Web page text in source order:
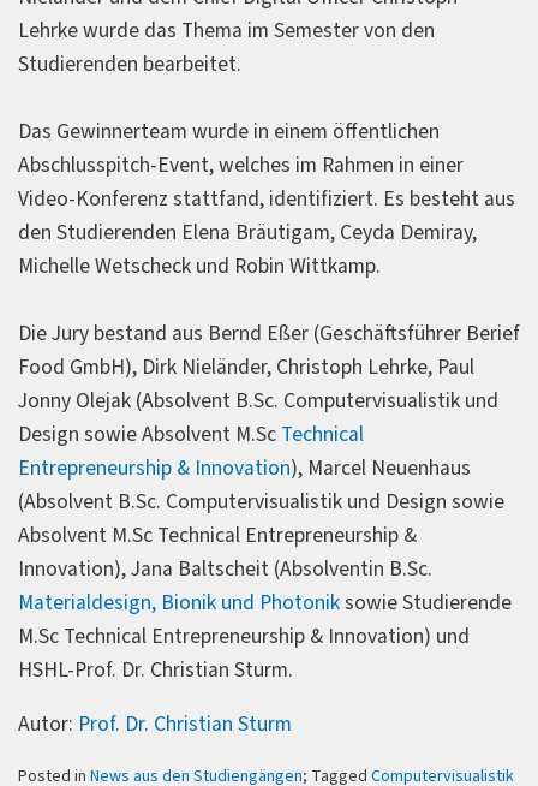
Lehrke wurde das Thema im Semester von den
Studierenden bearbeitet.
Das Gewinnerteam wurde in einem öffentlichen
Abschlusspitch-Event, welches im Rahmen in einer
Video-Konferenz stattfand, identifiziert. Es besteht aus
den Studierenden Elena Bräutigam, Ceyda Demiray,
Michelle Wetscheck und Robin Wittkamp.
Die Jury bestand aus Bernd Eßer (Geschäftsführer Berief
Food GmbH), Dirk Nieländer, Christoph Lehrke, Paul
Jonny Olejak (Absolvent B.Sc. Computervisualistik und
Design sowie Absolvent M.Sc Technical
Entrepreneurship & Innovation), Marcel Neuenhaus
(Absolvent B.Sc. Computervisualistik und Design sowie
Absolvent M.Sc Technical Entrepreneurship &
Innovation), Jana Baltscheit (Absolventin B.Sc.
Materialdesign, Bionik und Photoniksowie Studierende
M.Sc Technical Entrepreneurship & Innovation) und
HSHL-Prof. Dr. Christian Sturm.
Autor: Prof. Dr. Christian Sturm
Posted in News aus den Studiengängen; Tagged Computervisualistik